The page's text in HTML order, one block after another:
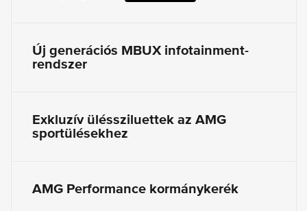
Új generációs MBUX infotainment-
rendszer
Exkluzív üléssziluettek az AMG
sportülésekhez
AMG Performance kormánykerék